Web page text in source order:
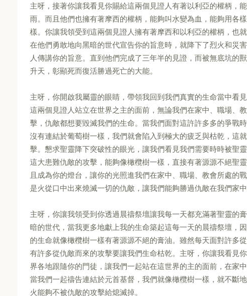
主呀，接著你讓我看見你賜給這兩個見證人有著以利亞的權柄，
雨。而且他們也擁有著摩西的權柄，能夠叫水變為血，能夠用各
樣。你讓我領受到這兩個見證人擁有著摩西和以利亞的權柄，也
在他們勇敢地向黑暗的世代宣告你的旨意時，就降下了烈火和災
人傳講你的旨意。直到他們完成了三年半的見證，而被無底坑的
升天，彰顯死而復活勝過死亡的大能。
主呀，你開啟我屬靈的眼睛，帶領我回到我們真實的生命當中看
這兩個見證人站立在世界之主的面前，無論我們在家中、職場、
擊，仇敵都想要毀滅我們的生命。當我們面對這許許多多的爭戰
沒有連結於葡萄樹一樣，我們就會陷入到極大的疲乏與枯乾，這
擊。懇求聖靈降下突破性的眼光，讓我們看見我們需要時時被聖
這大患難仇敵的攻擊，能夠像橄欖樹一樣，直接有著源源不絕聖
且成為你的燈台，讓你的光照進我們在家中、職場、教會所處的
是火從口中出來燒滅一切的仇敵，讓我們能夠勝過仇敵在我們家
主呀，你讓我領受到你透過晨禱祭壇讓我每一天都充滿著聖靈的
暗的世代，當我更多地獻上我的生命築起這每一天的晨禱祭壇，
的生命就像橄欖樹一樣有著源源不絕的膏油。雖然每天面對許多
有許多從仇敵而來的攻擊要讓我們生命枯乾。主呀，你讓我看見
界各地跟隨你的門徒，讓我們一起站在這世界的主的面前，在家
當我們一起禱告連結於元首基督，我們就像橄欖樹一樣，就不斷
火能夠不被仇敵的攻擊給熄滅掉。